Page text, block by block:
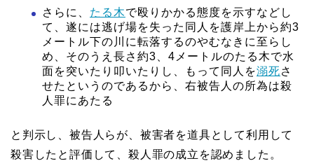
さらに、 たる木で殴りかかる態度を示すなどし
て、遂には逃げ場を失った同人を護岸上から約3
メートル下の川に転落するのやむなきに至らし
め、そのうえ長さ約3、4メートルのたる木で水
面を突いたり叩いたりし、もって同人を溺死さ
せたというのであるから、右被告人の所為は殺
人罪にあたる
と判示し、被告人らが、被害者を道具として利用して
殺害したと評価して、殺人罪の成立を認めました。